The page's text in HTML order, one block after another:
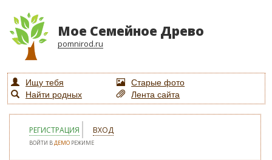
Мое Семейное Древо
pomnirod.ru
Ищу тебя
Старые фото
Найти родных
Лента сайта
РЕГИСТРАЦИЯ ВХОД
ВОЙТИ ВДЕМО РЕЖИМЕ